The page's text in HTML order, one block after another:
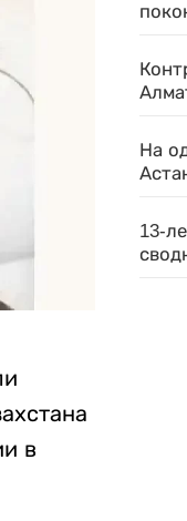
в
На
13-